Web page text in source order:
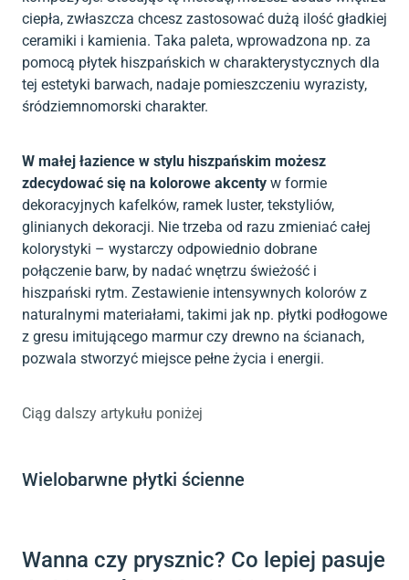
ciepła, zwłaszcza chcesz zastosować dużą ilość gładkiej
ceramiki i kamienia. Taka paleta, wprowadzona np. za
pomocą płytek hiszpańskich w charakterystycznych dla
tej estetyki barwach, nadaje pomieszczeniu wyrazisty,
śródziemnomorski charakter.
W małej łazience w stylu hiszpańskim możesz
zdecydować się na kolorowe akcenty w formie
dekoracyjnych kafelków, ramek luster, tekstyliów,
glinianych dekoracji. Nie trzeba od razu zmieniać całej
kolorystyki – wystarczy odpowiednio dobrane
połączenie barw, by nadać wnętrzu świeżość i
hiszpański rytm. Zestawienie intensywnych kolorów z
naturalnymi materiałami, takimi jak np. płytki podłogowe
z gresu imitującego marmur czy drewno na ścianach,
pozwala stworzyć miejsce pełne życia i energii.
Ciąg dalszy artykułu poniżej
Wielobarwne płytki ścienne
Wanna czy prysznic? Co lepiej pasuje